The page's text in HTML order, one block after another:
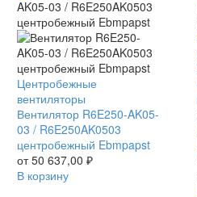
Вентилятор
R6E250-
AK05-
03
/
R6E250AK0503
центробежный
Центробежные
вентиляторы
Вентилятор R6E250-AK05-
03 / R6E250AK0503
центробежный Ebmpapst
от50 637,00 ₽
В корзину